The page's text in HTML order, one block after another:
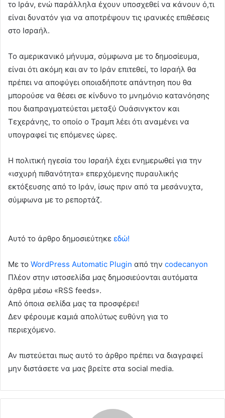
το Ιράν, ενώ παράλληλα έχουν υποσχεθεί να κάνουν ό,τι
είναι δυνατόν για να αποτρέψουν τις ιρανικές επιθέσεις
στο Ισραήλ.
Το αμερικανικό μήνυμα, σύμφωνα με το δημοσίευμα,
είναι ότι ακόμη και αν το Ιράν επιτεθεί, το Ισραήλ θα
πρέπει να αποφύγει οποιαδήποτε απάντηση που θα
μπορούσε να θέσει σε κίνδυνο το μνημόνιο κατανόησης
που διαπραγματεύεται μεταξύ Ουάσινγκτον και
Τεχεράνης, το οποίο ο Τραμπ λέει ότι αναμένει να
υπογραφεί τις επόμενες ώρες.
Η πολιτική ηγεσία του Ισραήλ έχει ενημερωθεί για την
«ισχυρή πιθανότητα» επερχόμενης πυραυλικής
εκτόξευσης από το Ιράν, ίσως πριν από τα μεσάνυχτα,
σύμφωνα με το ρεπορτάζ.
Αυτό το άρθρο δημοσιεύτηκε εδώ!
Με το WordPress Automatic Plugin από την codecanyon
Πλέον στην ιστοσελίδα μας δημοσιεύονται αυτόματα
άρθρα μέσω «RSS feeds».
Από όποια σελίδα μας τα προσφέρει!
Δεν φέρουμε καμιά απολύτως ευθύνη για το
περιεχόμενο.
Αν πιστεύεται πως αυτό το άρθρο πρέπει να διαγραφεί
μην διστάσετε να μας βρείτε στα social media.